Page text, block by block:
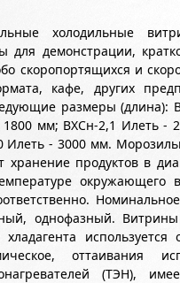
холодильные
демонстрации,
скоропортящихся и
кафе, других
размеры (длина):
мм; ВХСн-2,1 Илеть -
- 3000 мм.
продуктов в
окружающего
однофазный.
используется
оттаивания
(ТЭН),